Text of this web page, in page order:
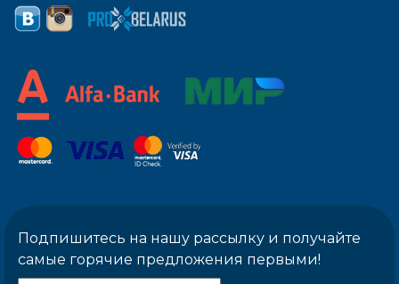
Подпишитесь на нашу рассылку и получайте
самые горячие предложения первыми!